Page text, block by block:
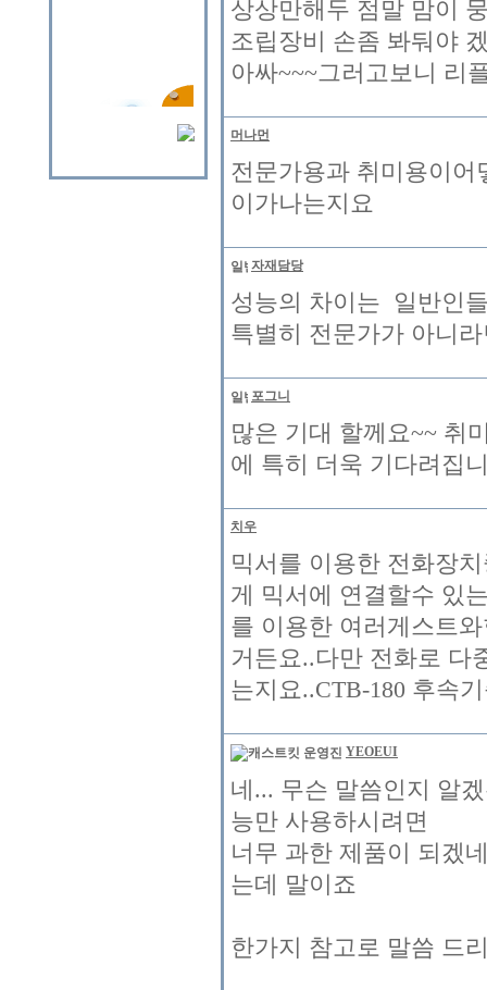
상상만해두 점말 맘이
조립장비 손좀 봐둬야
아싸~~~그러고보니 리
머나먼
전문가용과 취미용이
이가나는지요
자재담당
성능의 차이는 일반인
특별히 전문가가 아니
포그니
많은 기대 할께요~~ 취
에 특히 더욱 기다려집
치우
믹서를 이용한 전화장
게 믹서에 연결할수 있
를 이용한 여러게스트
거든요..다만 전화로 다
는지요..CTB-180 후속
YEOEUI
네... 무슨 말씀인지 알
능만 사용하시려면
너무 과한 제품이 되겠
는데 말이죠
한가지 참고로 말씀 드